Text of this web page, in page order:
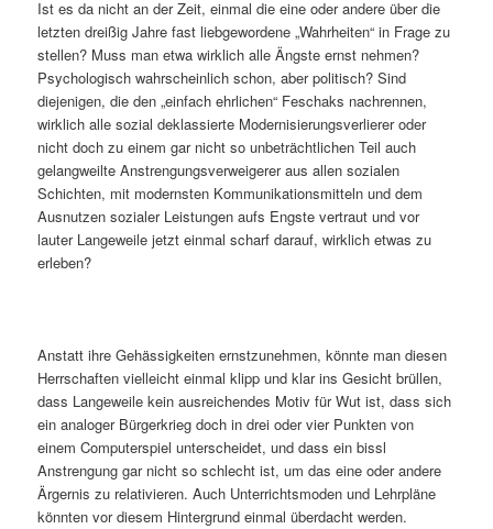
Ist es da nicht an der Zeit, einmal die eine oder andere über die
letzten dreißig Jahre fast liebgewordene „Wahrheiten“ in Frage zu
stellen? Muss man etwa wirklich alle Ängste ernst nehmen?
Psychologisch wahrscheinlich schon, aber politisch? Sind
diejenigen, die den „einfach ehrlichen“ Feschaks nachrennen,
wirklich alle sozial deklassierte Modernisierungsverlierer oder
nicht doch zu einem gar nicht so unbeträchtlichen Teil auch
gelangweilte Anstrengungsverweigerer aus allen sozialen
Schichten, mit modernsten Kommunikationsmitteln und dem
Ausnutzen sozialer Leistungen aufs Engste vertraut und vor
lauter Langeweile jetzt einmal scharf darauf, wirklich etwas zu
erleben?
Anstatt ihre Gehässigkeiten ernstzunehmen, könnte man diesen
Herrschaften vielleicht einmal klipp und klar ins Gesicht brüllen,
dass Langeweile kein ausreichendes Motiv für Wut ist, dass sich
ein analoger Bürgerkrieg doch in drei oder vier Punkten von
einem Computerspiel unterscheidet, und dass ein bissl
Anstrengung gar nicht so schlecht ist, um das eine oder andere
Ärgernis zu relativieren. Auch Unterrichtsmoden und Lehrpläne
könnten vor diesem Hintergrund einmal überdacht werden.